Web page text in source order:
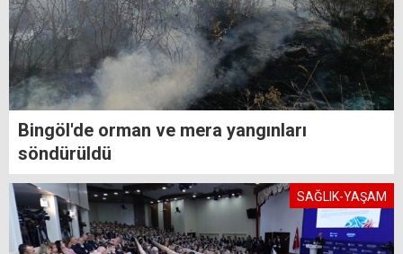
Bingöl'de orman ve mera yangınları
söndürüldü
SAĞLIK-YAŞAM